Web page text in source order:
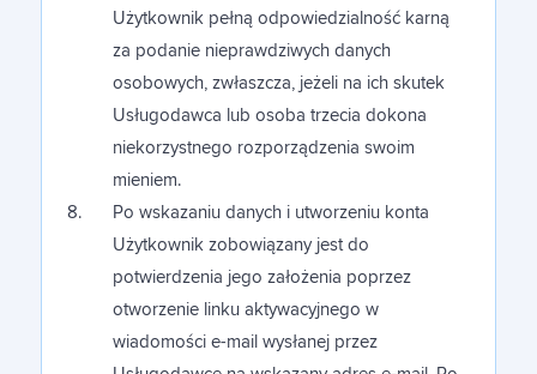
Użytkownik pełną odpowiedzialność karną
za podanie nieprawdziwych danych
osobowych, zwłaszcza, jeżeli na ich skutek
Usługodawca lub osoba trzecia dokona
niekorzystnego rozporządzenia swoim
mieniem.
Po wskazaniu danych i utworzeniu konta
Użytkownik zobowiązany jest do
potwierdzenia jego założenia poprzez
otworzenie linku aktywacyjnego w
wiadomości e-mail wysłanej przez